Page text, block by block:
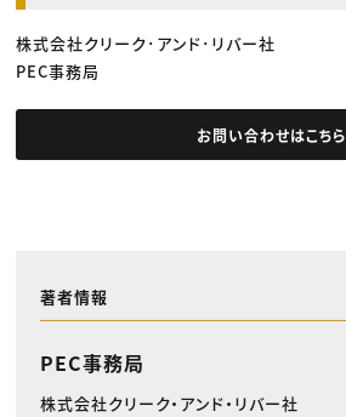
株式会社クリーク･アンド･リバー社
PEC事務局
お問い合わせはこちら
著者情報
PEC事務局
株式会社クリーク・アンド・リバー社